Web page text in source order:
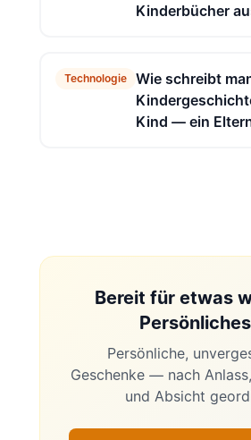
Kinderbücher
Technologie
Wie schreibt
Kind — ein
Bereit für etwas
Persönliche,
Geschenke — nach
und Absicht